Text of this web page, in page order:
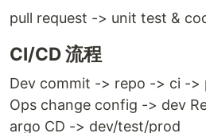
pull request -> unit test &
CI/CD 流程
Dev commit -> repo -> ci ->
Ops change config -> dev
argo CD -> dev/test/prod